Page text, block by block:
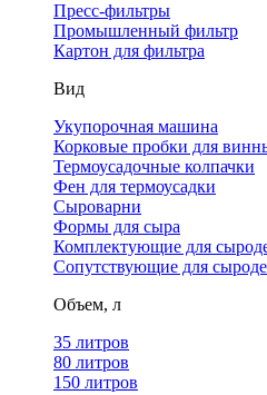
Пресс-фильтры
Промышленный фильтр
Картон для фильтра
Вид
Укупорочная машина
Корковые пробки для
Термоусадочные колпачки
Фен для термоусадки
Сыроварни
Формы для сыра
Комплектующие для
Сопутствующие для
Объем, л
35 литров
80 литров
150 литров